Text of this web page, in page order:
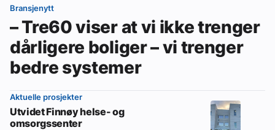
Bransjenytt
– Tre60 viser at vi ikke trenger
dårligere boliger – vi trenger
bedre systemer
Aktuelle prosjekter
Utvidet Finnøy helse- og
omsorgssenter